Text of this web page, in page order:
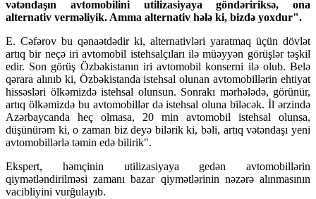
vətəndaşın avtomobilini utilizasiyaya göndəririksə, ona
alternativ verməliyik. Amma alternativ hələ ki, bizdə yoxdur".
E. Cəfərov bu qənaətdədir ki, alternativləri yaratmaq üçün dövlət
artıq bir neçə iri avtomobil istehsalçıları ilə müəyyən görüşlər təşkil
edir. Son görüş Özbəkistanın iri avtomobil konserni ilə olub. Belə
qərara alınıb ki, Özbəkistanda istehsal olunan avtomobillərin ehtiyat
hissəsləri ölkəmizdə istehsal olunsun. Sonrakı mərhələdə, görünür,
artıq ölkəmizdə bu avtomobillər də istehsal oluna biləcək. İl ərzində
Azərbaycanda heç olmasa, 20 min avtomobil istehsal olunsa,
düşünürəm ki, o zaman biz deyə bilərik ki, bəli, artıq vətəndaşı yeni
avtomobillərlə təmin edə bilirik".
Ekspert, həmçinin utilizasiyaya gedən avtomobillərin
qiymətləndirilməsi zamanı bazar qiymətlərinin nəzərə alınmasının
vacibliyini vurğulayıb.